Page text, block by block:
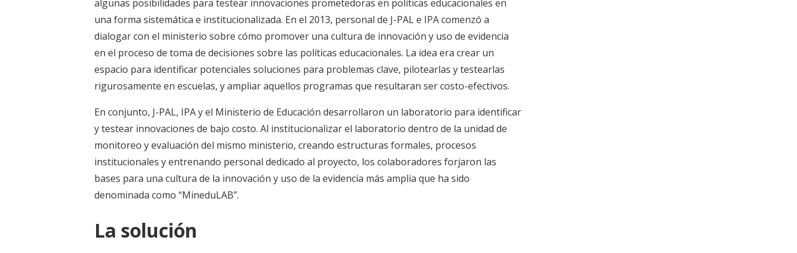
algunas posibilidades para testear innovaciones prometedoras en políticas educacionales en
una forma sistemática e institucionalizada. En el 2013, personal de J-PAL e IPA comenzó a
dialogar con el ministerio sobre cómo promover una cultura de innovación y uso de evidencia
en el proceso de toma de decisiones sobre las políticas educacionales. La idea era crear un
espacio para identificar potenciales soluciones para problemas clave, pilotearlas y testearlas
rigurosamente en escuelas, y ampliar aquellos programas que resultaran ser costo-efectivos.
En conjunto, J-PAL, IPA y el Ministerio de Educación desarrollaron un laboratorio para identificar
y testear innovaciones de bajo costo. Al institucionalizar el laboratorio dentro de la unidad de
monitoreo y evaluación del mismo ministerio, creando estructuras formales, procesos
institucionales y entrenando personal dedicado al proyecto, los colaboradores forjaron las
bases para una cultura de la innovación y uso de la evidencia más amplia que ha sido
denominada como “MineduLAB”.
La solución